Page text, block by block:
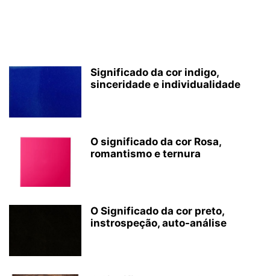
Significado da cor indigo,
sinceridade e individualidade
O significado da cor Rosa,
romantismo e ternura
O Significado da cor preto,
instrospeção, auto-análise